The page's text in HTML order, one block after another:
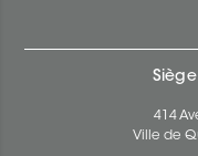
414
Ville de